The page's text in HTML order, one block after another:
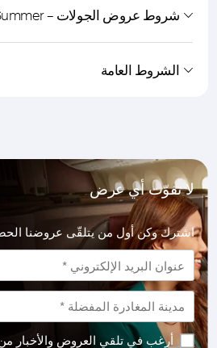
شروط عروض الجولات – Hala Summer
الشروط العامة
لا تفوّت أي عرض
اشترك وكن أول من يتلقّى عروضنا
أرغب في تلقي العروض والأخبار